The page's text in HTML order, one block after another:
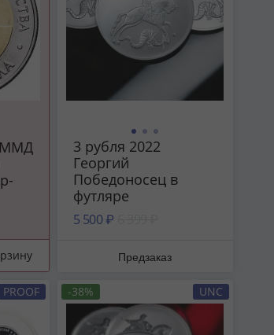
ММД
3 рубля 2022
Георгий
Победоносец в
футляре
5 500 ₽
Предзаказ
PROOF -38% UNC